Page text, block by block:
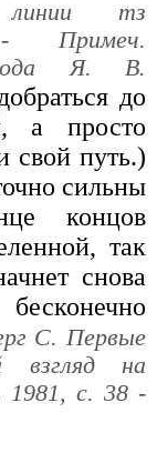
линии тз
Примеч.
Я. В.
до
а просто
свой путь.)
сильны
концов
так
снова
С. Первые
взгляд на
1981, с. 38 -